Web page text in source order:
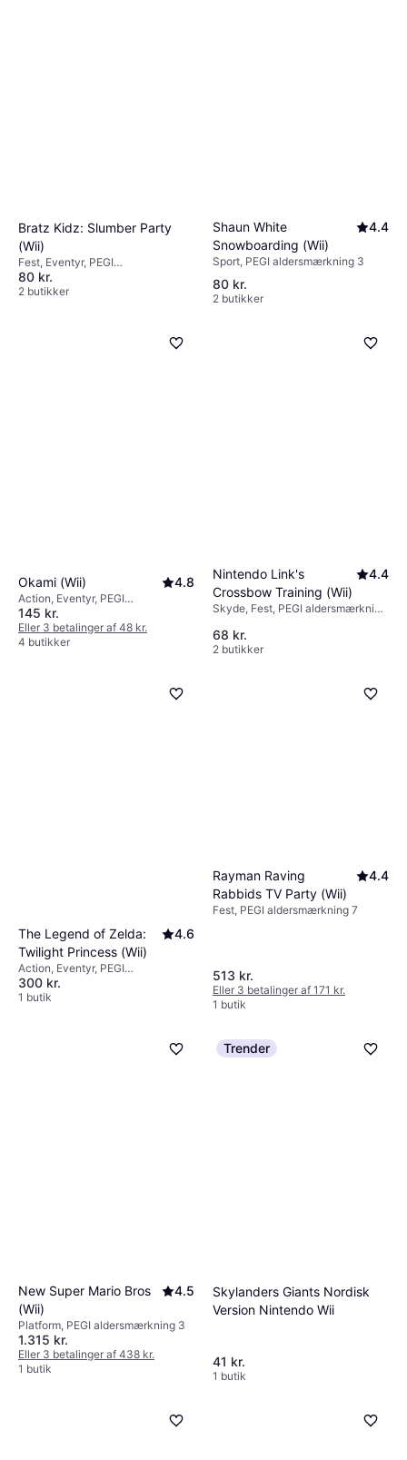
Bratz Kidz: Slumber Party
(Wii)
Fest, Eventyr, PEGI
aldersmærkning 3
80 kr.
2 butikker
Shaun White
Snowboarding (Wii)
4.4
Sport, PEGI aldersmærkning 3
80 kr.
2 butikker
Okami (Wii) 4.8
Action, Eventyr, PEGI
aldersmærkning 12
145 kr.
Eller 3 betalinger af 48 kr.
4 butikker
Nintendo Link's
Crossbow Training (Wii)
4.4
Skyde, Fest, PEGI aldersmærkning
68 kr.
2 butikker
The Legend of Zelda:
Twilight Princess (Wii)
4.6
Action, Eventyr, PEGI
aldersmærkning 12
300 kr.
1 butik
Rayman Raving
Rabbids TV Party (Wii)
4.4
Fest, PEGI aldersmærkning 7
513 kr.
Eller 3 betalinger af 171 kr.
1 butik
New Super Mario Bros
(Wii)
4.5
Platform, PEGI aldersmærkning 3
1.315 kr.
Eller 3 betalinger af 438 kr.
1 butik
Trender
Skylanders Giants Nordisk
Version Nintendo Wii
41 kr.
1 butik